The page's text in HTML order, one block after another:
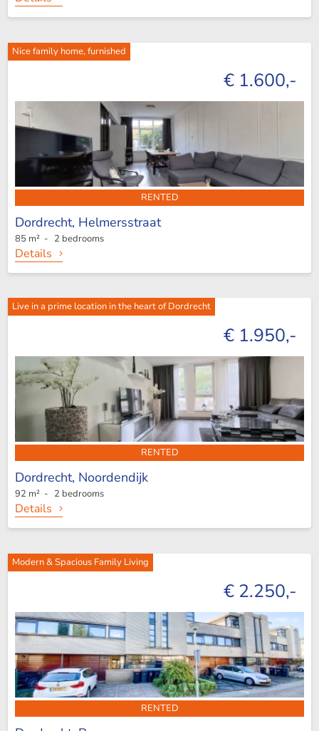
Nice family home, furnished
€ 1.600,-
RENTED
Dordrecht, Helmersstraat
85 m² - 2 bedrooms
Details
Live in a prime location in the heart of Dordrecht
€ 1.950,-
RENTED
Dordrecht, Noordendijk
92 m² - 2 bedrooms
Details
Modern & Spacious Family Living
€ 2.250,-
RENTED